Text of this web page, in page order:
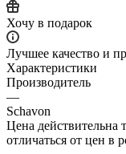
Хочу в подарок
Лучшее качество и
Характеристики
Производитель
—
Schavon
Цена действительна
отличаться от цен в